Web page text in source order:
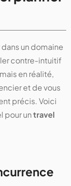
un domaine
contre-intuitif
en réalité,
et de vous
précis. Voici
pour untravel